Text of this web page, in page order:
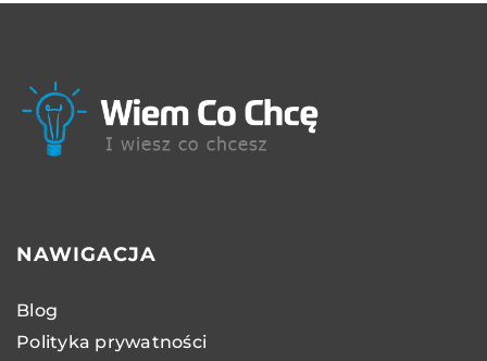
NAWIGACJA
Blog
Polityka prywatności